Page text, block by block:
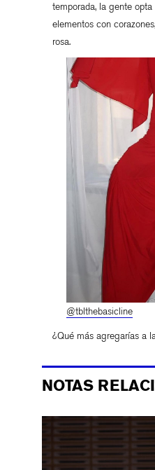
temporada, la gente
elementos con
rosa.
@tblthebasicline
¿Qué más agregarías a
NOTAS